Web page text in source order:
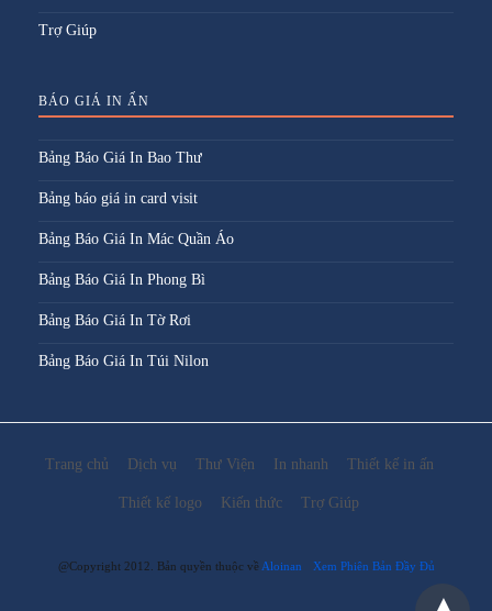
Trợ Giúp
BÁO GIÁ IN ẤN
Bảng Báo Giá In Bao Thư
Bảng báo giá in card visit
Bảng Báo Giá In Mác Quần Áo
Bảng Báo Giá In Phong Bì
Bảng Báo Giá In Tờ Rơi
Bảng Báo Giá In Túi Nilon
Trang chủ Dịch vụ Thư Viện In nhanh Thiết kế in ấn
Thiết kế logo Kiến thức Trợ Giúp
@Copyright 2012. Bản quyền thuộc về Aloinan Xem Phiên Bản Đầy Đủ